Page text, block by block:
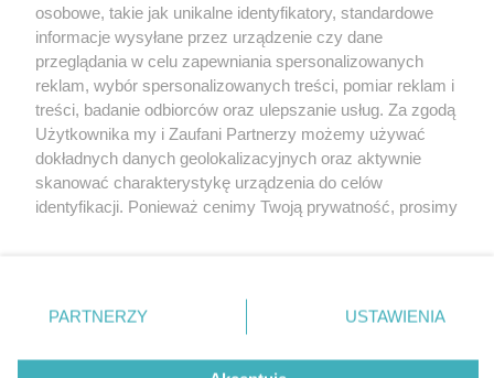
Nie zapomnij
zapoznać się z:
polityką prywatności regulamin korzystania z portali
Twojemiasto
Piekary Śląskie
Chorzów
Tarnowskie Góry
Gliwice
Skontakuj sięz nami
Kontakt
Wydawca
Redakcja
osobowe, takie jak unikalne identyfikatory, standardowe
informacje wysyłane przez urządzenie czy dane
przeglądania w celu zapewniania spersonalizowanych
reklam, wybór spersonalizowanych treści, pomiar reklam i
treści, badanie odbiorców oraz ulepszanie usług. Za zgodą
Użytkownika my i Zaufani Partnerzy możemy używać
dokładnych danych geolokalizacyjnych oraz aktywnie
skanować charakterystykę urządzenia do celów
identyfikacji. Ponieważ cenimy Twoją prywatność, prosimy
prywatności znajdujący się w lewym dolnym rogu strony
. Niektóre rodzaje przetwarzania danych nie wymagają
zgody użytkownika, ale masz prawo sprzeciwić się
PARTNERZY USTAWIENIA